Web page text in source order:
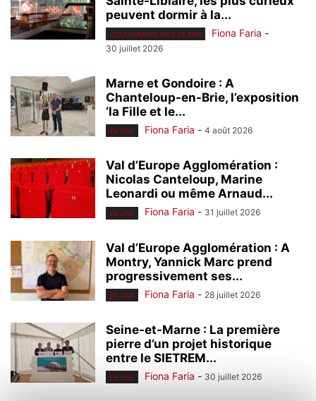
peuvent dormir à la...
COULOMMIERS PAYS DE BRIE Fiona Faria -
30 juillet 2026
Marne et Gondoire : A
Chanteloup-en-Brie, l’exposition
‘la Fille et le...
EN UNE Fiona Faria - 4 août 2026
Val d’Europe Agglomération :
Nicolas Canteloup, Marine
Leonardi ou même Arnaud...
EN UNE Fiona Faria - 31 juillet 2026
Val d’Europe Agglomération : A
Montry, Yannick Marc prend
progressivement ses...
EN UNE Fiona Faria - 28 juillet 2026
Seine-et-Marne : La première
pierre d’un projet historique
entre le SIETREM...
EN UNE Fiona Faria - 30 juillet 2026